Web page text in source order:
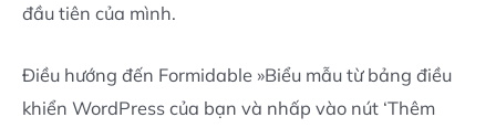
đầu tiên của mình.
Điều hướng đến Formidable »Biểu mẫu từ bảng điều
khiển WordPress của bạn và nhấp vào nút ‘Thêm